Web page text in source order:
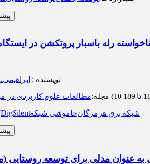
رله باسبار پروتکشن در
نویسنده :
مجله:مطالعات علوم کاربردی در
ﻧﺮم اﻓﺰارDigSilent ﺷﺒﮑﻪ ﺑﺮق ﻫﺮﻣﺰﮔﺎنﺧﺎﻣﻮﺷﯽ شبکه